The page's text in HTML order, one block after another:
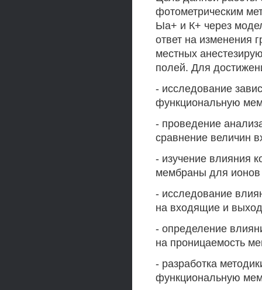
фотометрическим
Ыа+ и К+ через
ответ на изменения
местных
полей. Для
- исследование
функциональную
- проведение
сравнение величин
- изучение влияния
мембраны для
- исследование
на входящие и
- определение
на проницаемость
- разработка
функциональную